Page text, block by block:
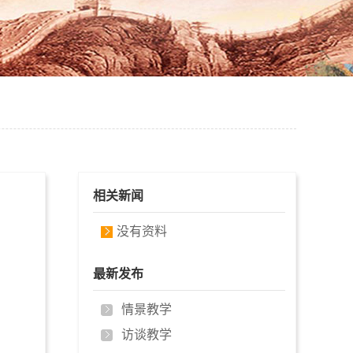
相关新闻
没有资料
最新发布
情景教学
访谈教学